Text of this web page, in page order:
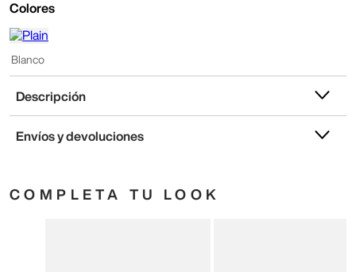
Colores
Blanco
Descripción
Envíos y devoluciones
COMPLETA TU LOOK